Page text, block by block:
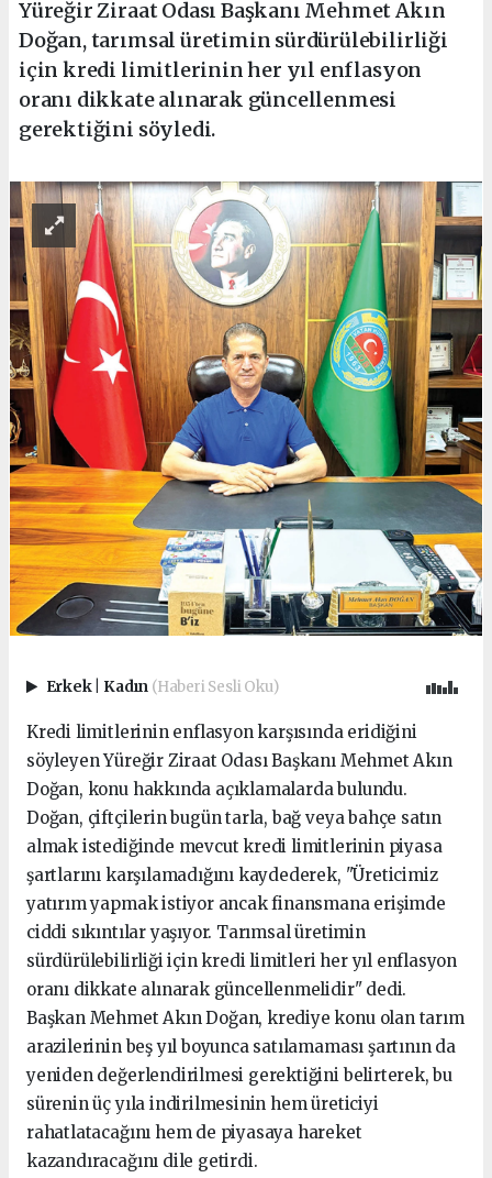
Yüreğir Ziraat Odası Başkanı Mehmet Akın
Doğan, tarımsal üretimin sürdürülebilirliği
için kredi limitlerinin her yıl enflasyon
oranı dikkate alınarak güncellenmesi
gerektiğini söyledi.
Erkek Kadın (Haberi Sesli Oku)
Kredi limitlerinin enflasyon karşısında eridiğini
söyleyen Yüreğir Ziraat Odası Başkanı Mehmet Akın
Doğan, konu hakkında açıklamalarda bulundu.
Doğan, çiftçilerin bugün tarla, bağ veya bahçe satın
almak istediğinde mevcut kredi limitlerinin piyasa
şartlarını karşılamadığını kaydederek, "Üreticimiz
yatırım yapmak istiyor ancak finansmana erişimde
ciddi sıkıntılar yaşıyor. Tarımsal üretimin
sürdürülebilirliği için kredi limitleri her yıl enflasyon
oranı dikkate alınarak güncellenmelidir" dedi.
Başkan Mehmet Akın Doğan, krediye konu olan tarım
arazilerinin beş yıl boyunca satılamaması şartının da
yeniden değerlendirilmesi gerektiğini belirterek, bu
sürenin üç yıla indirilmesinin hem üreticiyi
rahatlatacağını hem de piyasaya hareket
kazandıracağını dile getirdi.